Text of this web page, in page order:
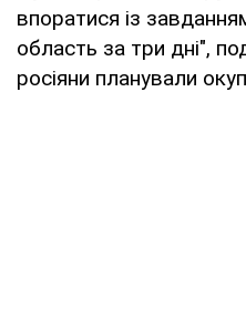
впоратися із
область за три дні",
росіяни планували